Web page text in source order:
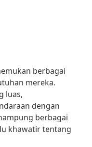
berbagai
mereka.
luas,
dengan
berbagai
khawatir tentang